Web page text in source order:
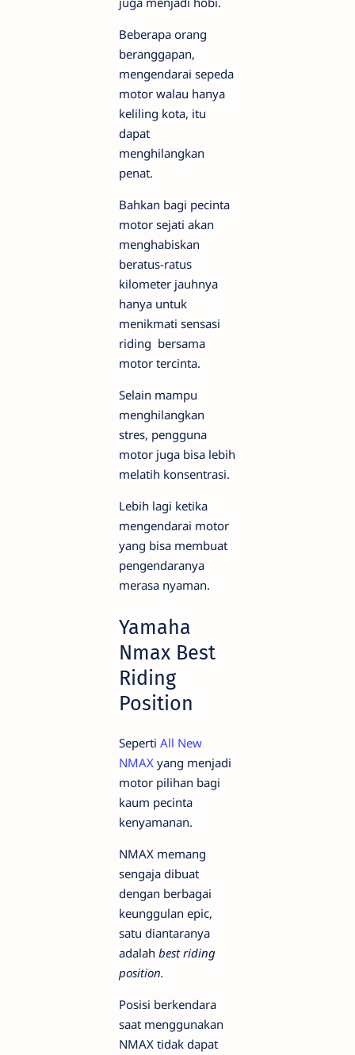
Beberapa orang
beranggapan,
mengendarai sepeda
motor walau hanya
keliling kota, itu
dapat
menghilangkan
penat.
Bahkan bagi pecinta
motor sejati akan
menghabiskan
beratus-ratus
kilometer jauhnya
hanya untuk
menikmati sensasi
riding bersama
motor tercinta.
Selain mampu
menghilangkan
stres, pengguna
motor juga bisa lebih
melatih konsentrasi.
Lebih lagi ketika
mengendarai motor
yang bisa membuat
pengendaranya
merasa nyaman.
Yamaha
Nmax Best
Riding
Position
Seperti All New
NMAX yang menjadi
motor pilihan bagi
kaum pecinta
kenyamanan.
NMAX memang
sengaja dibuat
dengan berbagai
keunggulan epic,
satu diantaranya
adalah best riding
position.
Posisi berkendara
saat menggunakan
NMAX tidak dapat